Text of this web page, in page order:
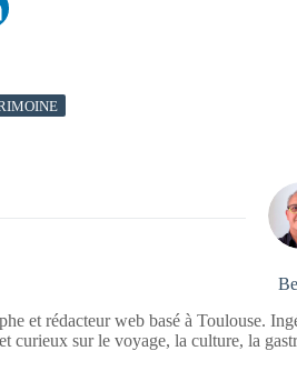
et rédacteur web basé à Toulouse.
et curieux sur le voyage, la culture, la